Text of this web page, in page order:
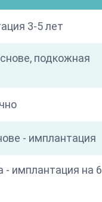
3-5 лет
подкожная
- имплантация
- имплантация на 6